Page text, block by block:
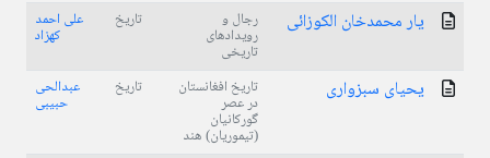
یار محمدخان الکوزائی رجال و
رویدادهای
تاریخی
تاریخ علی احمد
کهزاد
یحیای سبزواری تاریخ افغانستان
در عصر
گورکانیان
(تیموریان) هند
تاریخ عبدالحی
حبیبی